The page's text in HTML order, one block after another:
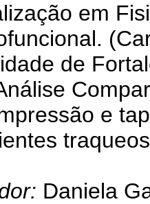
em
de
e
Daniela